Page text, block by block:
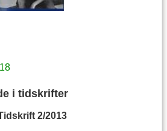
i tidskrifter
2/2013